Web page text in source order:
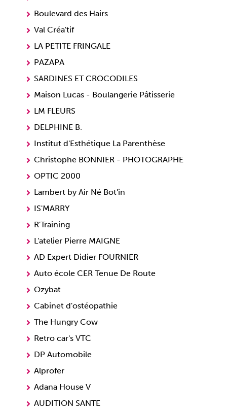
Boulevard des Hairs
Val Créa'tif
LA PETITE FRINGALE
PAZAPA
SARDINES ET CROCODILES
Maison Lucas - Boulangerie Pâtisserie
LM FLEURS
DELPHINE B.
Institut d'Esthétique La Parenthèse
Christophe BONNIER - PHOTOGRAPHE
OPTIC 2000
Lambert by Air Né Bot'in
IS'MARRY
R'Training
L'atelier Pierre MAIGNE
AD Expert Didier FOURNIER
Auto école CER Tenue De Route
Ozybat
Cabinet d'ostéopathie
The Hungry Cow
Retro car's VTC
DP Automobile
Alprofer
Adana House V
AUDITION SANTE